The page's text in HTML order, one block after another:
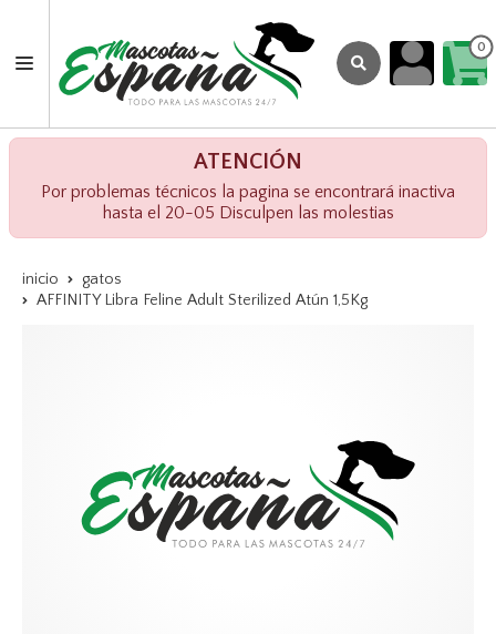
0
ATENCIÓN
Por problemas técnicos la pagina se encontrará inactiva
hasta el 20-05 Disculpen las molestias
inicio
gatos
AFFINITY Libra Feline Adult Sterilized Atún 1,5Kg